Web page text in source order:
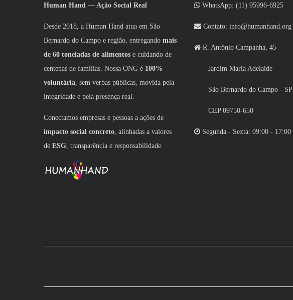
Human Hand — Ação Social Real
Desde 2018, a Human Hand atua em São
Bernardo do Campo e região, entregando mais
de 60 toneladas de alimentos e cuidando de
centenas de famílias. Nossa ONG é 100%
voluntária, sem verbas públicas, movida pela
integridade e pela presença real.
Conectamos empresas e pessoas a ações de
impacto social concreto, alinhadas a valores
de ESG, transparência e responsabilidade.
WhatsApp: (11) 95996-6925
Contato: info@humanhand.org
R. Antônio Campanha, 45
Jardim Maria Adelaide
São Bernardo do Campo - SP
CEP 09750-650
Segunda - Sexta: 09:00 - 17:00